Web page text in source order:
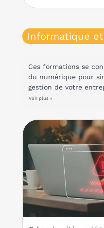
Informatique
Ces formations se
du numérique pour
gestion de votre
utiliser des outils
assurant la sécurité
des processus. En
numérique, vous
quotidienne et
rapidement, tout en
de vos informations
concernent la prise
courants liés à votre
Voir plus »